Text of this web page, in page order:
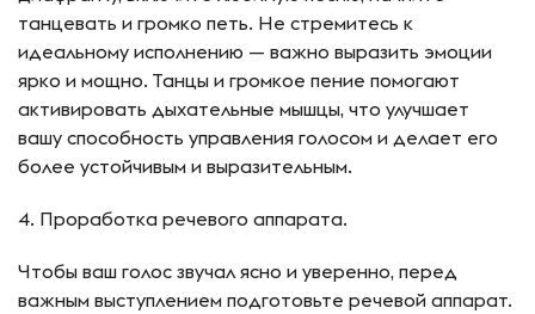
танцевать и громко петь. Не стремитесь к
идеальному исполнению — важно выразить эмоции
ярко и мощно. Танцы и громкое пение помогают
активировать дыхательные мышцы, что улучшает
вашу способность управления голосом и делает его
более устойчивым и выразительным.
4. Проработка речевого аппарата.
Чтобы ваш голос звучал ясно и уверенно, перед
важным выступлением подготовьте речевой аппарат.